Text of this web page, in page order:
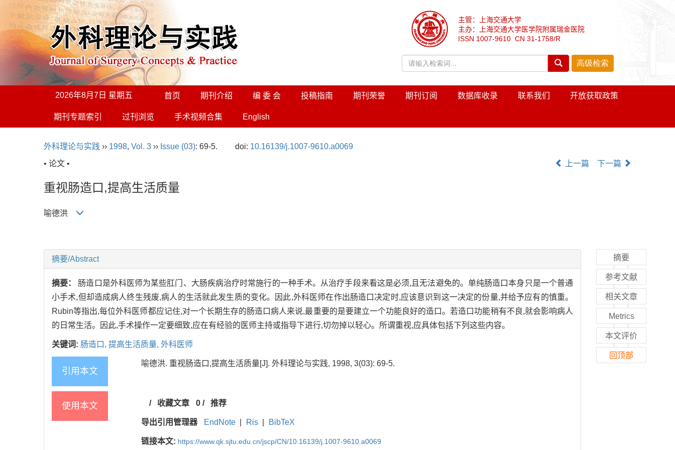
主管：上海交通大学
主办：上海交通大学医学院附属瑞金医院
ISSN 1007-9610 CN 31-1758/R
2026年8月7日 星期五 首页 期刊介绍 编 委 会 投稿指南 期刊荣誉 期刊订阅 数据库收录 联系我们 开放获取政策
期刊专题索引 过刊浏览 手术视频合集 English
外科理论与实践 ›› 1998, Vol. 3 ›› Issue (03): 69-5. doi: 10.16139/j.1007-9610.a0069
• 论文 •
上一篇 下一篇
重视肠造口,提高生活质量
喻德洪
摘要/Abstract
摘要： 肠造口是外科医师为某些肛门、大肠疾病治疗时常施行的一种手术。从治疗手段来看这是必须,且无法避免的。单纯肠造口本身只是一个普通
小手术,但却造成病人终生残废,病人的生活就此发生质的变化。因此,外科医师在作出肠造口决定时,应该意识到这一决定的份量,并给予应有的慎重。
Rubin等指出,每位外科医师都应记住,对一个长期生存的肠造口病人来说,最重要的是要建立一个功能良好的造口。若造口功能稍有不良,就会影响病人
的日常生活。因此,手术操作一定要细致,应在有经验的医师主持或指导下进行,切勿掉以轻心。所谓重视,应具体包括下列这些内容。
关键词: 肠造口, 提高生活质量, 外科医师
引用本文
喻德洪. 重视肠造口,提高生活质量[J]. 外科理论与实践, 1998, 3(03): 69-5.
使用本文 / 收藏文章 0/ 推荐
导出引用管理器 EndNote Ris BibTeX
链接本文: https://www.qk.sjtu.edu.cn/jscp/CN/10.16139/j.1007-9610.a0069
摘要
参考文献
相关文章
Metrics
本文评价
回顶部